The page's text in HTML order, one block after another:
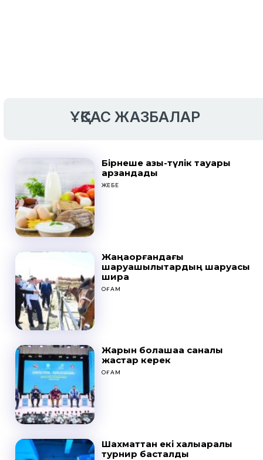
ҰҚСАС ЖАЗБАЛАР
Бірнеше азық-түлік тауары
арзандады
ЖЕБЕ
Жаңақорғандағы
шаруашылықтардың шаруасы
ширақ
ҚОҒАМ
Жарқын болашаққа саналы
жастар керек
ҚОҒАМ
Шахматтан екі халықаралық
турнир басталды